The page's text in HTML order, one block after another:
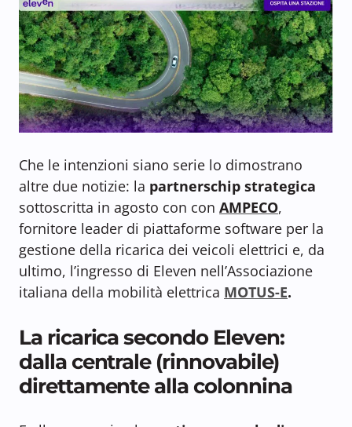
Che le intenzioni siano serie lo dimostrano
altre due notizie: la partnerschip strategica
sottoscritta in agosto con con AMPECO,
fornitore leader di piattaforme software per la
gestione della ricarica dei veicoli elettrici e, da
ultimo, l’ingresso di Eleven nell’Associazione
italiana della mobilità elettrica MOTUS-E.
La ricarica secondo Eleven:
dalla centrale (rinnovabile)
direttamente alla colonnina